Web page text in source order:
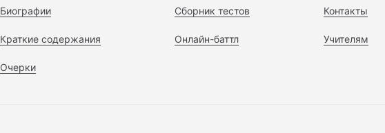
Биографии
Краткие содержания
Очерки
Сборник тестов
Онлайн-баттл
Контакты
Учителям